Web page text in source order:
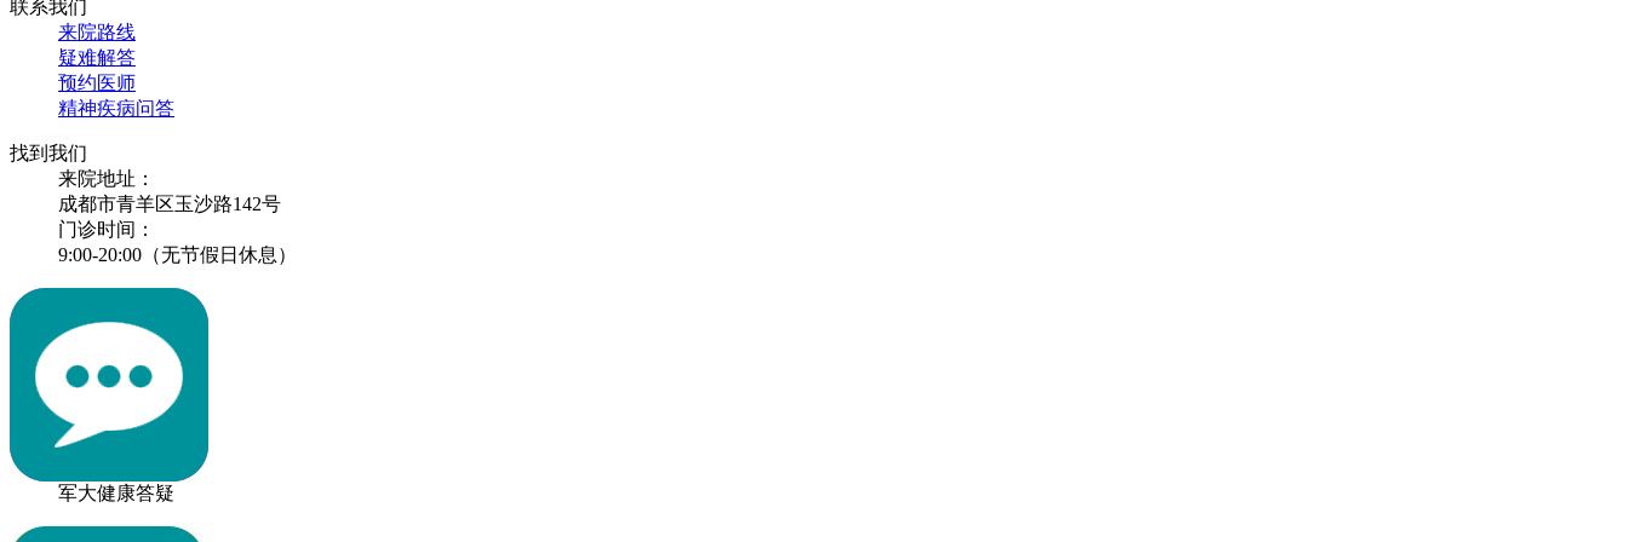
联系我们
来院路线
疑难解答
预约医师
精神疾病问答
找到我们
来院地址：
成都市青羊区玉沙路142号
门诊时间：
9:00-20:00（无节假日休息）
军大健康答疑